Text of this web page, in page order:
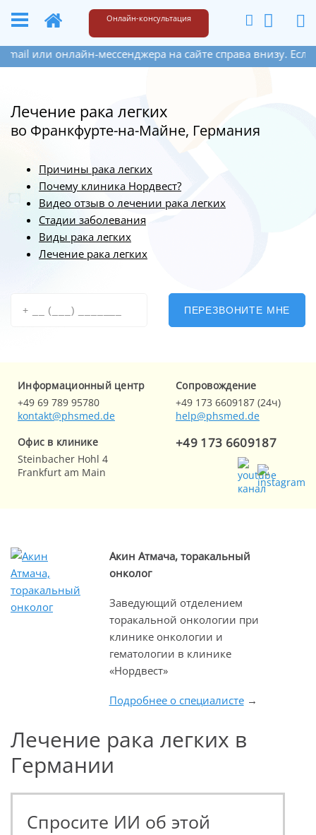
+49 173 6609187 Написать
Онлайн-консультация
на сайте справа внизу. Если Вы оставите
Лечение рака легких
во Франкфурте-на-Майне, Германия
Причины рака легких
Почему клиника Нордвест?
Видео отзыв о лечении рака легких
Стадии заболевания
Виды рака легких
Лечение рака легких
ПЕРЕЗВОНИТЕ МНЕ
Информационный центр
+49 69 789 95780
kontakt@phsmed.de
Cопровождение
+49 173 6609187 (24ч)
help@phsmed.de
Офис в клинике
Steinbacher Hohl 4
Frankfurt am Main
+49 173 6609187
Акин Атмача, торакальный
онколог
Заведующий отделением
торакальной онкологии при
клинике онкологии и
гематологии в клинике
«Нордвест»
Подробнее о специалисте→
Лечение рака легких в
Германии
Спросите ИИ об этой